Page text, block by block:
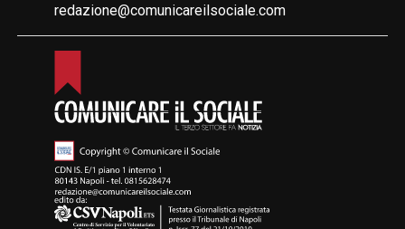
redazione@comunicareilsociale.com